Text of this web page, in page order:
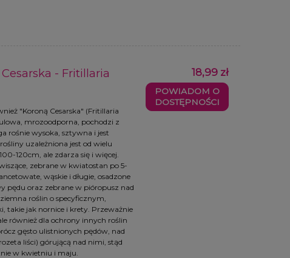
15,99 zł
POWIADOM O DOSTĘPNOŚCI POWIADOM
- Fritillaria
"Koroną Cesarska" (Fritillaria
mrozoodporna, pochodzi z
rośnie wysoka, sztywna i jest
uzależniona jest od wielu
120cm, ale zdarza się i więcej.
zebrane w kwiatostan po 5-
wąskie i długie, osadzone
pędu oraz zebrane w pióropusz nad
roślin o specyficznym,
takie jak nornice i krety. Przeważnie
również dla ochrony innych roślin
gęsto ulistnionych pędów, nad
liści) górującą nad nimi, stąd
w kwietniu i maju.
18,99 zł
POWIADOM O
DOSTĘPNOŚCI